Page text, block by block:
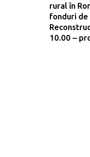
rural în
fonduri de
10.00 –